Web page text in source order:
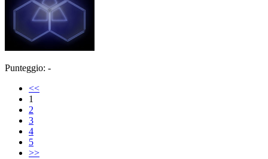
Punteggio: -
<<
1
2
3
4
5
>>